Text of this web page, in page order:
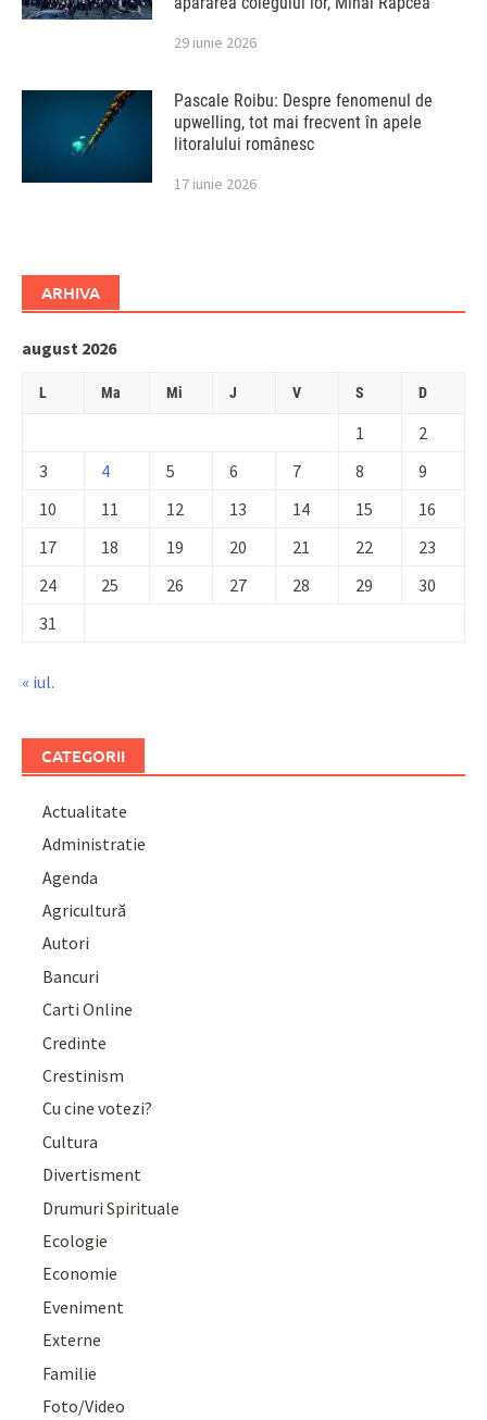
29 iunie 2026
Pascale Roibu: Despre fenomenul de
upwelling, tot mai frecvent în apele
litoralului românesc
17 iunie 2026
ARHIVA
august 2026
L Ma Mi J V S D
1
2
3
4 5 6 7 8
9
10
11 12 13 14 15
16
17
18 19 20 21 22
23
24
25 26 27 28 29
30
31
« iul.
CATEGORII
Actualitate
Administratie
Agenda
Agricultură
Autori
Bancuri
Carti Online
Credinte
Crestinism
Cu cine votezi?
Cultura
Divertisment
Drumuri Spirituale
Ecologie
Economie
Eveniment
Externe
Familie
Foto/Video